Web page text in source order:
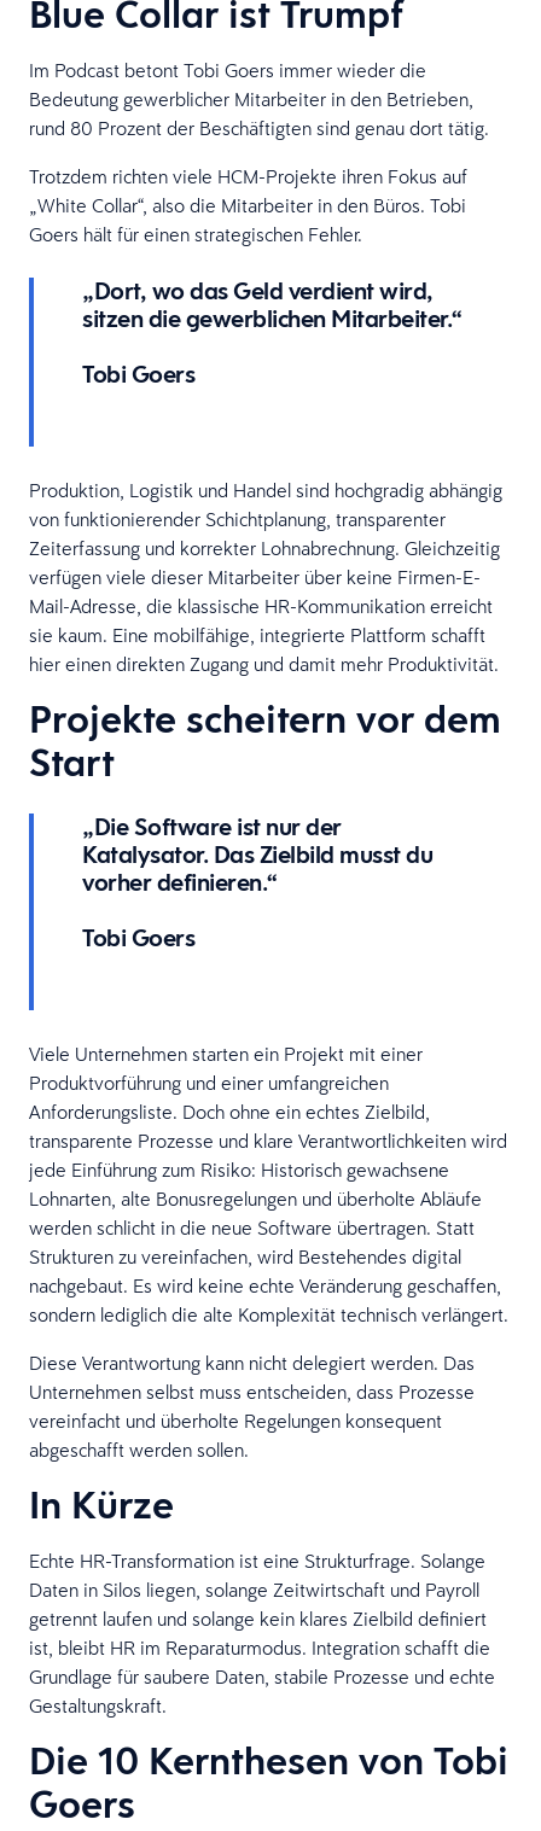
Blue Collar ist Trumpf
Im Podcast betont Tobi Goers immer wieder die
Bedeutung gewerblicher Mitarbeiter in den Betrieben,
rund 80 Prozent der Beschäftigten sind genau dort tätig.
Trotzdem richten viele HCM-Projekte ihren Fokus auf
„White Collar“, also die Mitarbeiter in den Büros. Tobi
Goers hält für einen strategischen Fehler.
„Dort, wo das Geld verdient wird,
sitzen die gewerblichen Mitarbeiter.“
Tobi Goers
Produktion, Logistik und Handel sind hochgradig abhängig
von funktionierender Schichtplanung, transparenter
Zeiterfassung und korrekter Lohnabrechnung. Gleichzeitig
verfügen viele dieser Mitarbeiter über keine Firmen-E-
Mail-Adresse, die klassische HR-Kommunikation erreicht
sie kaum. Eine mobilfähige, integrierte Plattform schafft
hier einen direkten Zugang und damit mehr Produktivität.
Projekte scheitern vor dem
Start
„Die Software ist nur der
Katalysator. Das Zielbild musst du
vorher definieren.“
Tobi Goers
Viele Unternehmen starten ein Projekt mit einer
Produktvorführung und einer umfangreichen
Anforderungsliste. Doch ohne ein echtes Zielbild,
transparente Prozesse und klare Verantwortlichkeiten wird
jede Einführung zum Risiko: Historisch gewachsene
Lohnarten, alte Bonusregelungen und überholte Abläufe
werden schlicht in die neue Software übertragen. Statt
Strukturen zu vereinfachen, wird Bestehendes digital
nachgebaut. Es wird keine echte Veränderung geschaffen,
sondern lediglich die alte Komplexität technisch verlängert.
Diese Verantwortung kann nicht delegiert werden. Das
Unternehmen selbst muss entscheiden, dass Prozesse
vereinfacht und überholte Regelungen konsequent
abgeschafft werden sollen.
In Kürze
Echte HR-Transformation ist eine Strukturfrage. Solange
Daten in Silos liegen, solange Zeitwirtschaft und Payroll
getrennt laufen und solange kein klares Zielbild definiert
ist, bleibt HR im Reparaturmodus. Integration schafft die
Grundlage für saubere Daten, stabile Prozesse und echte
Gestaltungskraft.
Die 10 Kernthesen von Tobi
Goers